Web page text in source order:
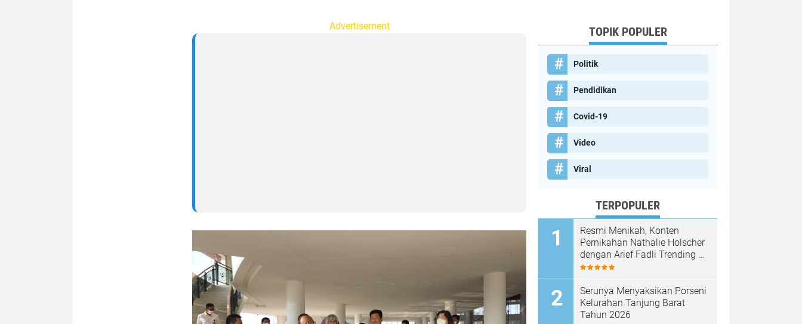
Advertisement TOPIK POPULER
Politik
Pendidikan
Covid-19
Video
Viral
TERPOPULER
Resmi Menikah, Konten
Pernikahan Nathalie Holscher
dengan Arief Fadli Trending di
TikTok, Tembus 75 Juta
Serunya Menyaksikan Porseni
Kelurahan Tanjung Barat
Tahun 2026